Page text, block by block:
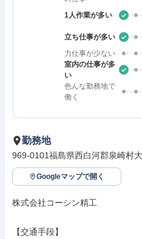
1人作業が多い
立ち仕事が多い
力仕事が少ない
室内の仕事が多
い
色んな勤務地で
働く
勤務地
969-0101福島県西白河郡泉崎村
Googleマップで開く
株式会社コーシン精工
【交通手段】